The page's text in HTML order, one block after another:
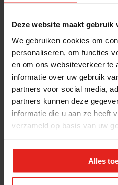
Deze website maakt gebruik
We gebruiken cookies om
personaliseren, om functies
en om ons websiteverkeer te
informatie over uw gebruik
partners voor social media,
partners kunnen deze
informatie die u aan ze heeft
verzameld op basis van uw
Alles
Actuele vacatures
Pers en media
Jaarverslag 2025
Volg
Aanmelden